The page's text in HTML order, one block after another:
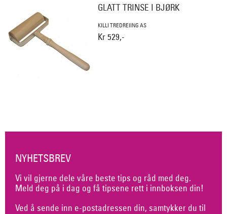
GLATT TRINSE I BJØRK
KILLI TREDREIING AS
Kr 529,-
NYHETSBREV
Vi vil gjerne dele våre beste tips og råd med deg.
Meld deg på i dag og få tipsene rett i innboksen din!
Ved å sende inn e-postadressen din, samtykker du til